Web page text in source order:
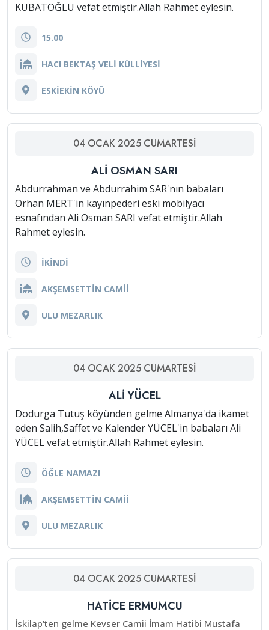
KUBATOĞLU vefat etmiştir.Allah Rahmet eylesin.
15.00
HACI BEKTAŞ VELİ KÜLLİYESİ
ESKİEKİN KÖYÜ
04 OCAK 2025 CUMARTESI
ALİ OSMAN SARI
Abdurrahman ve Abdurrahim SAR'nın babaları
Orhan MERT'in kayınpederi eski mobilyacı
esnafından Ali Osman SARI vefat etmiştir.Allah
Rahmet eylesin.
İKİNDİ
AKŞEMSETTİN CAMİİ
ULU MEZARLIK
04 OCAK 2025 CUMARTESI
ALİ YÜCEL
Dodurga Tutuş köyünden gelme Almanya'da ikamet
eden Salih,Saffet ve Kalender YÜCEL'in babaları Ali
YÜCEL vefat etmiştir.Allah Rahmet eylesin.
ÖĞLE NAMAZI
AKŞEMSETTİN CAMİİ
ULU MEZARLIK
04 OCAK 2025 CUMARTESI
HATİCE ERMUMCU
İskilap'ten gelme Kevser Camii İmam Hatibi Mustafa